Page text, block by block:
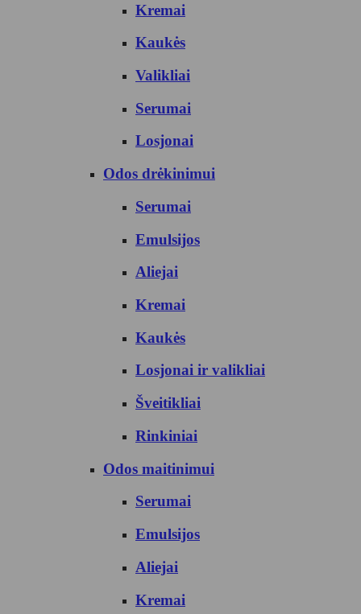
Kremai
Kaukės
Valikliai
Serumai
Losjonai
Odos drėkinimui
Serumai
Emulsijos
Aliejai
Kremai
Kaukės
Losjonai ir valikliai
Šveitikliai
Rinkiniai
Odos maitinimui
Serumai
Emulsijos
Aliejai
Kremai